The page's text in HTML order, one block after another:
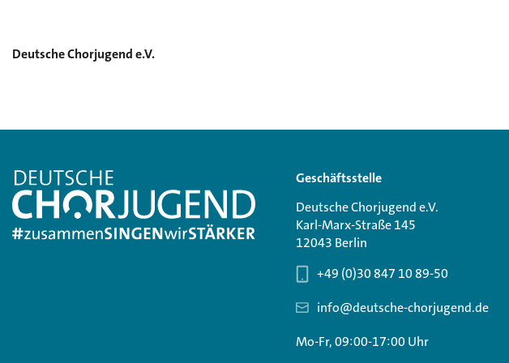
Deutsche Chorjugend e.V.
Geschäftsstelle
Deutsche Chorjugend e.V.
Karl-Marx-Straße 145
12043 Berlin
+49 (0)30 847 10 89-50
info@deutsche-chorjugend.de
Mo-Fr, 09:00-17:00 Uhr